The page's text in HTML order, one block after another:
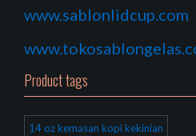
www.sablonlidcup.com
Product tags
14 oz kemasan kopi kekinian